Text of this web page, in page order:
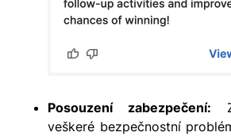
Posouzení zabezpečení:
veškeré bezpečnostní